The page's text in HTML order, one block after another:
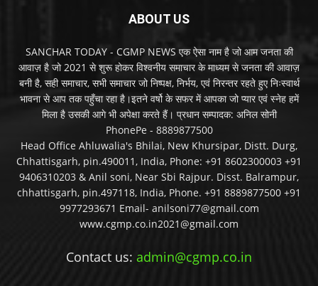
ABOUT US
SANCHAR TODAY - CGMP NEWS एक ऐसा नाम है जो आम जनता की
आवाज़ है जो 2021 से शुरू होकर विश्वनीय समाचार के माध्यम से जनता की आवाज़
बनी है, सही समाचार, सभी समाचार जो निष्पक्ष, निर्भय, एवं निरन्तर रहते हुए निःस्वार्थ
भावना से आप तक पहुँचा रहा है।इतने वर्षो के सफर में आपका जो प्यार एवं स्नेह हमें
मिला है उसकी आगे भी अपेक्षा करते हैं। प्रधान सम्पादक: अनिल सोनी
PhonePe - 8889877500
Head Office Ahluwalia's Bhilai, New Khursipar, Distt. Durg,
Chhattisgarh, pin.490011, India, Phone: +91 8602300003 +91
9406310203 & Anil soni, Near Sbi Rajpur. Disst. Balrampur,
chhattisgarh, pin.497118, India, Phone. +91 8889877500 +91
9977293671 Email- anilsoni77@gmail.com
www.cgmp.co.in2021@gmail.com
Contact us: admin@cgmp.co.in